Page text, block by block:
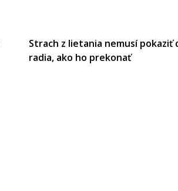
Strach z lietania nemusí pokaziť
radia, ako ho prekonať